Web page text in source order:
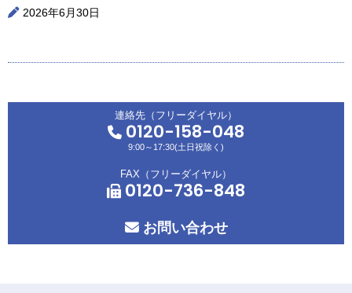
2026年6月30日
連絡先（フリーダイヤル）
0120-158-048
9:00～17:30(土日祝除く)
FAX（フリーダイヤル）
0120-736-848
お問い合わせ